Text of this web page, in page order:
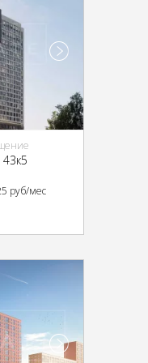
руб/мес